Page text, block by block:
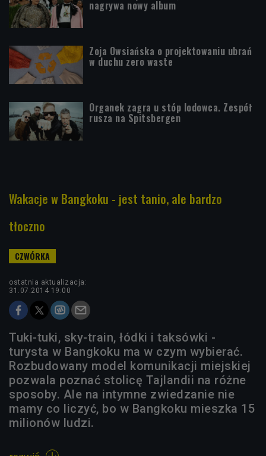
nagrywa nowy album
Zoja Owsiańska o projektowaniu ubrań
w duchu zero waste
Organek zagra u stóp lodowca. Zespół
rusza na Spitsbergen
Wakacje w Bangkoku - jest tanio, ale bardzo
tłoczno
ostatnia aktualizacja:
31.07.2014 19:00
Tuki-tuki, sky-train, łódki i taksówki -
turysta w Bangkoku ma w czym wybierać.
Rozbudowany model komunikacji miejskiej
pozwala poznać stolicę Tajlandii na różne
sposoby. Ale na intymne zwiedzanie nie
mamy co liczyć, bo w Bangkoku mieszka 15
milionów ludzi.